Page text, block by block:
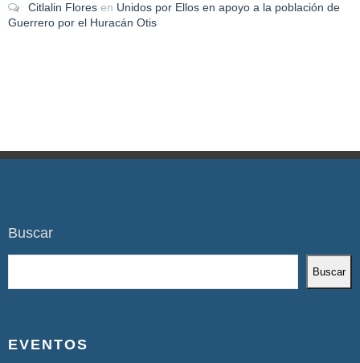
Citlalin Flores en Unidos por Ellos en apoyo a la población de
Guerrero por el Huracán Otis
Buscar
Buscar
EVENTOS